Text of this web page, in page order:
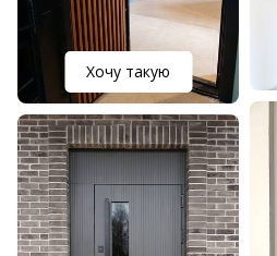
Хочу такую